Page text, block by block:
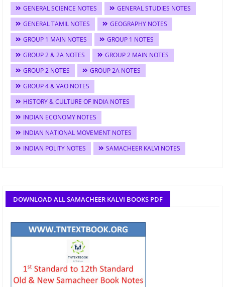
GENERAL SCIENCE NOTES
GENERAL STUDIES NOTES
GENERAL TAMIL NOTES
GEOGRAPHY NOTES
GROUP 1 MAIN NOTES
GROUP 1 NOTES
GROUP 2 & 2A NOTES
GROUP 2 MAIN NOTES
GROUP 2 NOTES
GROUP 2A NOTES
GROUP 4 & VAO NOTES
HISTORY & CULTURE OF INDIA NOTES
INDIAN ECONOMY NOTES
INDIAN NATIONAL MOVEMENT NOTES
INDIAN POLITY NOTES
SAMACHEER KALVI NOTES
DOWNLOAD ALL SAMACHEER KALVI BOOKS PDF